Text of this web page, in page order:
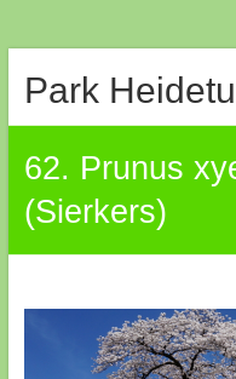
naar
Park
62. Prunus
(Sierkers)